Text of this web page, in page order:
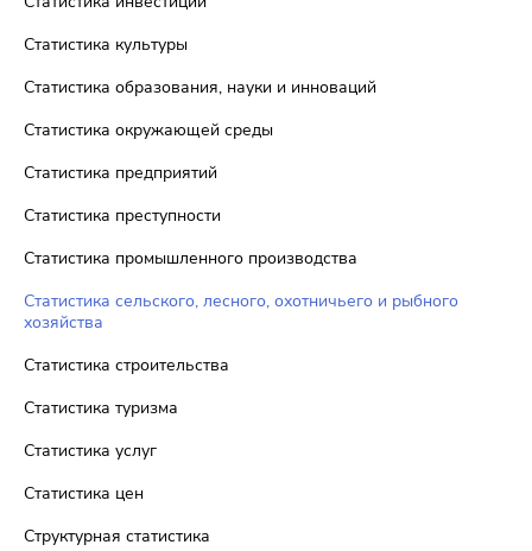
Статистика культуры
Статистика образования, науки и инноваций
Статистика окружающей среды
Статистика предприятий
Статистика преступности
Статистика промышленного производства
Статистика сельского, лесного, охотничьего и рыбного
хозяйства
Статистика строительства
Статистика туризма
Статистика услуг
Статистика цен
Структурная статистика